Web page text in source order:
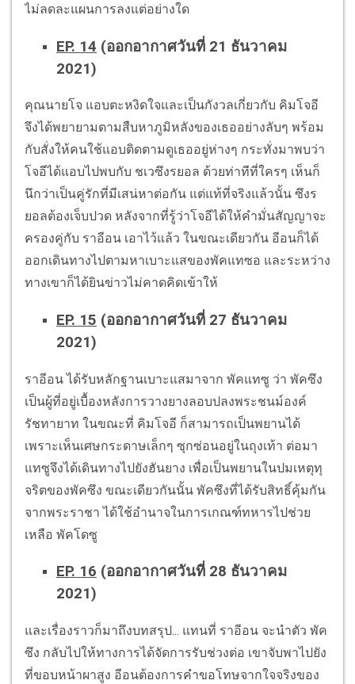
ไม่ลดละแผนการลงแต่อย่างใด
EP. 14 (ออกอากาศวันที่ 21 ธันวาคม
2021)
คุณนายโจ แอบตะหงิดใจและเป็นกังวลเกี่ยวกับ คิมโจอี
จึงได้พยายามตามสืบหาภูมิหลังของเธออย่างลับๆ พร้อม
กับสั่งให้คนใช้แอบติดตามดูเธออยู่ห่างๆ กระทั่งมาพบว่า
โจอีได้แอบไปพบกับ ชเวซึงรยอล ด้วยท่าทีที่ใครๆ เห็นก็
นึกว่าเป็นคู่รักที่มีเสน่หาต่อกัน แต่แท้ที่จริงแล้วนั้น ซึงร
ยอลต้องเจ็บปวด หลังจากที่รู้ว่าโจอีได้ให้คำมั่นสัญญาจะ
ครองคู่กับ ราอีอน เอาไว้แล้ว ในขณะเดียวกัน อีอนก็ได้
ออกเดินทางไปตามหาเบาะแสของพัคแทซอ และระหว่าง
ทางเขาก็ได้ยินข่าวไม่คาดคิดเข้าให้
EP. 15 (ออกอากาศวันที่ 27 ธันวาคม
2021)
ราอีอน ได้รับหลักฐานเบาะแสมาจาก พัคแทซู ว่า พัคซึง
เป็นผู้ที่อยู่เบื้องหลังการวางยางลอบปลงพระชนม์องค์
รัชทายาท ในขณะที่ คิมโจอี ก็สามารถเป็นพยานได้
เพราะเห็นเศษกระดาษเล็กๆ ซุกซ่อนอยู่ในถุงเท้า ต่อมา
แทซูจึงได้เดินทางไปยังฮันยาง เพื่อเป็นพยานในปมเหตุทุ
จริตของพัคซึง ขณะเดียวกันนั้น พัคซึงที่ได้รับสิทธิ์คุ้มกัน
จากพระราชา ได้ใช้อำนาจในการเกณฑ์ทหารไปช่วย
เหลือ พัคโดซู
EP. 16 (ออกอากาศวันที่ 28 ธันวาคม
2021)
และเรื่องราวก็มาถึงบทสรุป... แทนที่ ราอีอน จะนำตัว พัค
ซึง กลับไปให้ทางการได้จัดการรับช่วงต่อ เขาจับพาไปยัง
ที่ขอบหน้าผาสูง อีอนต้องการคำขอโทษจากใจจริงของ